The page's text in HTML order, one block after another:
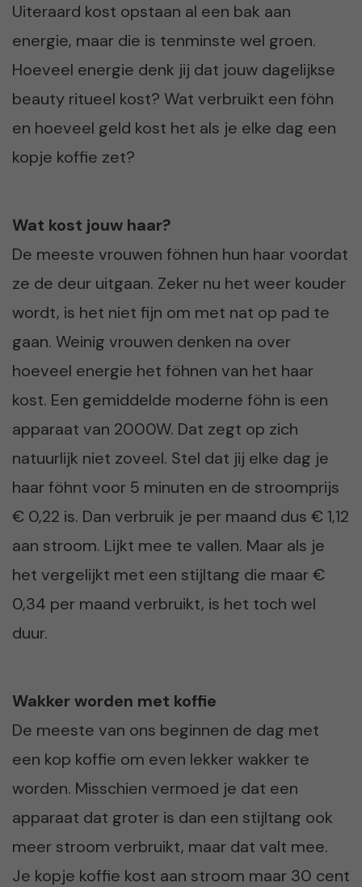
Uiteraard kost opstaan al een bak aan
energie, maar die is tenminste wel groen.
Hoeveel energie denk jij dat jouw dagelijkse
beauty ritueel kost? Wat verbruikt een föhn
en hoeveel geld kost het als je elke dag een
kopje koffie zet?
Wat kost jouw haar?
De meeste vrouwen föhnen hun haar voordat
ze de deur uitgaan. Zeker nu het weer kouder
wordt, is het niet fijn om met nat op pad te
gaan. Weinig vrouwen denken na over
hoeveel energie het föhnen van het haar
kost. Een gemiddelde moderne föhn is een
apparaat van 2000W. Dat zegt op zich
natuurlijk niet zoveel. Stel dat jij elke dag je
haar föhnt voor 5 minuten en de stroomprijs
€ 0,22 is. Dan verbruik je per maand dus € 1,12
aan stroom. Lijkt mee te vallen. Maar als je
het vergelijkt met een stijltang die maar €
0,34 per maand verbruikt, is het toch wel
duur.
Wakker worden met koffie
De meeste van ons beginnen de dag met
een kop koffie om even lekker wakker te
worden. Misschien vermoed je dat een
apparaat dat groter is dan een stijltang ook
meer stroom verbruikt, maar dat valt mee.
Je kopje koffie kost aan stroom maar 30 cent